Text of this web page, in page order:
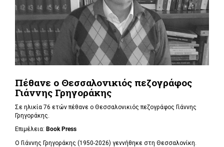
Πέθανε ο Θεσσαλονικιός πεζογράφος
Γιάννης Γρηγοράκης
Σε ηλικία 76 ετών πέθανε ο Θεσσαλονικιός πεζογράφος Γιάννης
Γρηγοράκης.
Επιμέλεια: Book Press
Ο Γιάννης Γρηγοράκης (1950-2026) γεννήθηκε στη Θεσσαλονίκη.